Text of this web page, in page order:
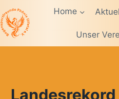
Home
Unser
Landesrekord